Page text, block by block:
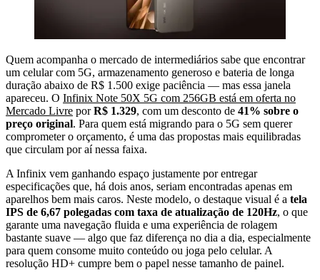
Quem acompanha o mercado de intermediários sabe que encontrar
um celular com 5G, armazenamento generoso e bateria de longa
duração abaixo de R$ 1.500 exige paciência — mas essa janela
apareceu. O Infinix Note 50X 5G com 256GB está em oferta no
Mercado Livre porR$ 1.329, com um desconto de 41% sobre o
preço original. Para quem está migrando para o 5G sem querer
comprometer o orçamento, é uma das propostas mais equilibradas
que circulam por aí nessa faixa.
A Infinix vem ganhando espaço justamente por entregar
especificações que, há dois anos, seriam encontradas apenas em
aparelhos bem mais caros. Neste modelo, o destaque visual é a tela
IPS de 6,67 polegadas com taxa de atualização de 120Hz, o que
garante uma navegação fluida e uma experiência de rolagem
bastante suave — algo que faz diferença no dia a dia, especialmente
para quem consome muito conteúdo ou joga pelo celular. A
resolução HD+ cumpre bem o papel nesse tamanho de painel.